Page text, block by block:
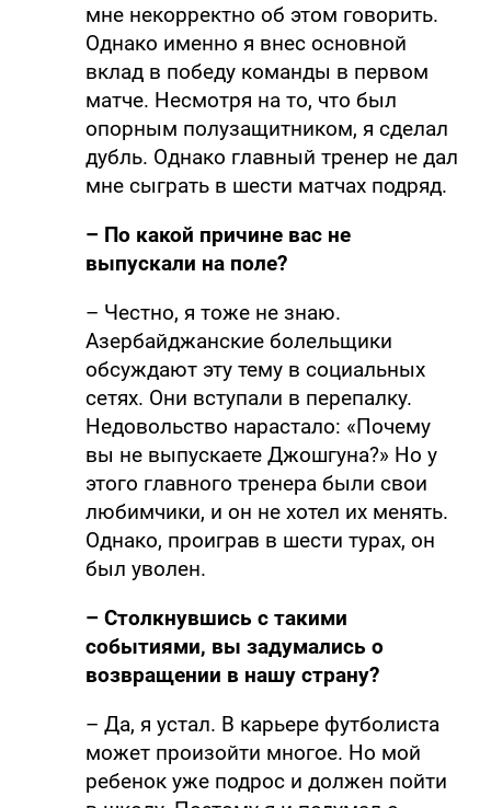
мне некорректно об этом говорить.
Однако именно я внес основной
вклад в победу команды в первом
матче. Несмотря на то, что был
опорным полузащитником, я сделал
дубль. Однако главный тренер не дал
мне сыграть в шести матчах подряд.
– По какой причине вас не
выпускали на поле?
– Честно, я тоже не знаю.
Азербайджанские болельщики
обсуждают эту тему в социальных
сетях. Они вступали в перепалку.
Недовольство нарастало: «Почему
вы не выпускаете Джошгуна?» Но у
этого главного тренера были свои
любимчики, и он не хотел их менять.
Однако, проиграв в шести турах, он
был уволен.
– Столкнувшись с такими
событиями, вы задумались о
возвращении в нашу страну?
– Да, я устал. В карьере футболиста
может произойти многое. Но мой
ребенок уже подрос и должен пойти